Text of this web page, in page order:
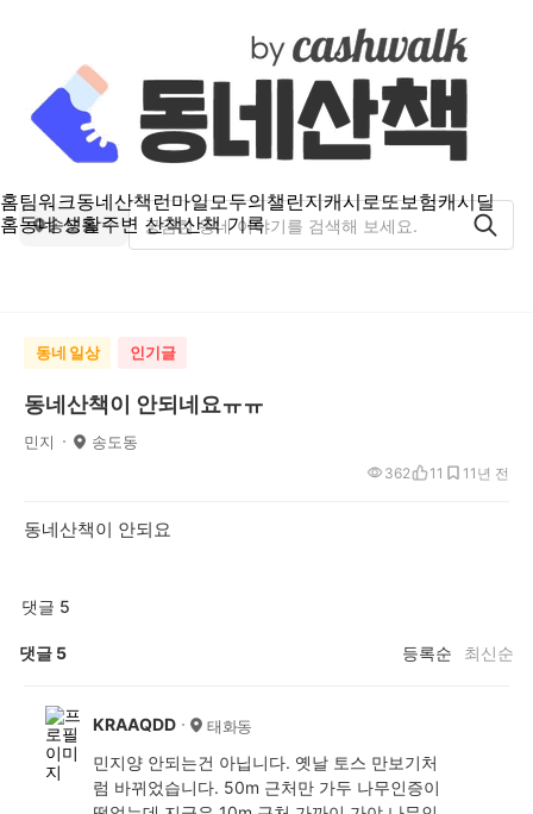
홈팀워크동네산책런마일모두의챌린지캐시로또보험캐시딜
홈동네 생활주변 산책산책 기록
송도동
동네 일상 인기글
동네산책이 안되네요ㅠㅠ
민지 송도동
1년 전
362 11 1
동네산책이 안되요
댓글 5
댓글 5 등록순 최신순
KRAAQDD 태화동
민지양 안되는건 아닙니다. 옛날 토스 만보기처
럼 바뀌었습니다. 50m 근처만 가두 나무인증이